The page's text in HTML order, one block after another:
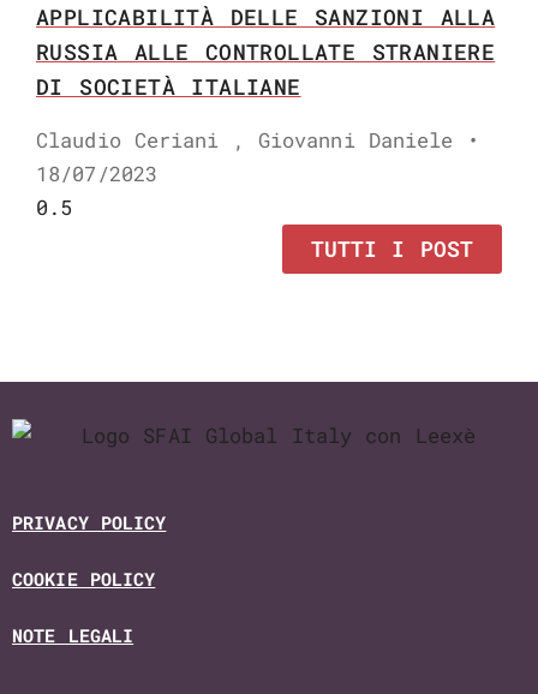
APPLICABILITÀ DELLE SANZIONI ALLA
RUSSIA ALLE CONTROLLATE STRANIERE
DI SOCIETÀ ITALIANE
Claudio Ceriani , Giovanni Daniele
18/07/2023
TUTTI I POST
PRIVACY POLICY
COOKIE POLICY
NOTE LEGALI